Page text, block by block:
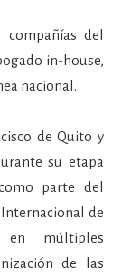
del
in-house,
nacional.
de Quito y
su etapa
parte del
de
en múltiples
de las